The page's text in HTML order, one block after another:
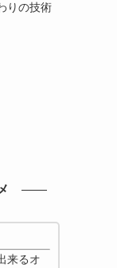
りの技術
来るオ